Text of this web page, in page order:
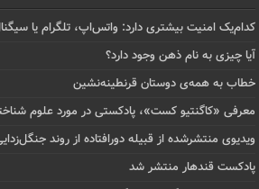
کدام‌یک امنیت بیشتری دارد: واتس‌اپ، تلگرام یا
آیا چیزی به نام ذهن وجود دارد؟
خطاب به همه‌ی دوستان قرنطینه‌نشین
معرفی «کاگنتیو کست»، پادکستی در مورد علوم
ویدیوی منتشرشده از قبیله دورافتاده‌ از روند
پادکست قندهار منتشر شد